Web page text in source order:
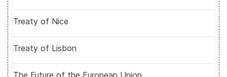
Treaty of Nice
Treaty of Lisbon
The Future of the European Union